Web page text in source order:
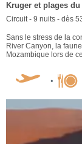
Kruger et plages
Circuit - 9 nuits - dès
Sans le stress de la
River Canyon, la
Mozambique lors de